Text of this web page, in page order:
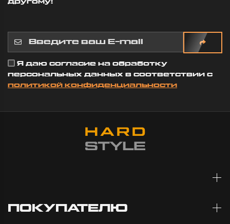
другому!
Я даю согласие на обработку
персональных данных в соответствии с
политикой конфиденциальности
ПОКУПАТЕЛЮ